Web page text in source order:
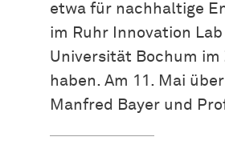
etwa für nachhaltige
im Ruhr Innovation
Universität Bochum im
haben. Am 11. Mai
Manfred Bayer und